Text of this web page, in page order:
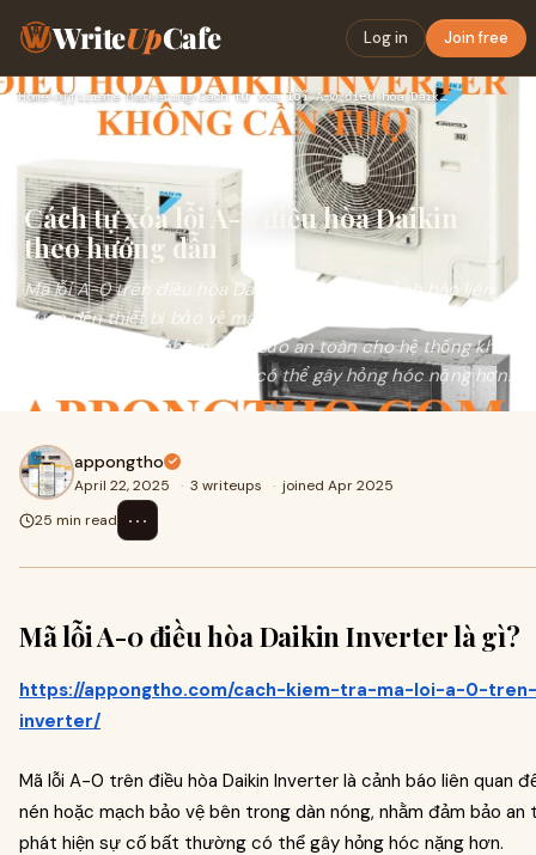
WriteUpCafe Log in Join free
Home›Affiliate Marketing› Cách tự xóa lỗi A-0 điều hòa Daikin theo hướng dẫn
Cách tự xóa lỗi A-0 điều hòa Daikin
theo hướng dẫn
Mã lỗi A-0 trên điều hòa Daikin Inverter là cảnh báo liên
quan đến thiết bị bảo vệ máy nén hoặc mạch bảo vệ bên
trong dàn nóng, nhằm đảm bảo an toàn cho hệ thống khi
phát hiện sự cố bất thường có thể gây hỏng hóc nặng hơn.
appongtho
April 22, 2025 · 3 writeups · joined Apr 2025
25 min read
⋯
Mã lỗi A-0 điều hòa Daikin Inverter là gì?
https://appongtho.com/cach-kiem-tra-ma-loi-a-0-
inverter/
Mã lỗi A-0 trên điều hòa Daikin Inverter là cảnh báo liên quan
nén hoặc mạch bảo vệ bên trong dàn nóng, nhằm đảm bảo an
phát hiện sự cố bất thường có thể gây hỏng hóc nặng hơn.